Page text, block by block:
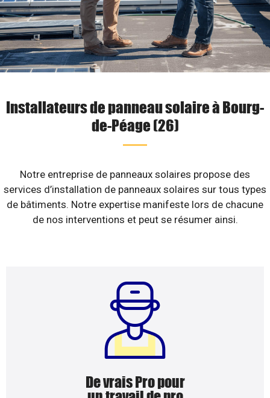
Installateurs de panneau solaire à Bourg-
de-Péage (26)
Notre entreprise de panneaux solaires propose des
services d’installation de panneaux solaires sur tous types
de bâtiments. Notre expertise manifeste lors de chacune
de nos interventions et peut se résumer ainsi.
De vrais Pro pour